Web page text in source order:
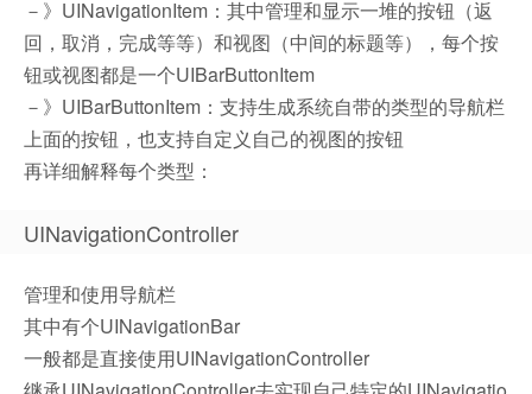
－》UINavigationItem：其中管理和显示一堆的按钮（返
回，取消，完成等等）和视图（中间的标题等），每个按
钮或视图都是一个UIBarButtonItem
－》UIBarButtonItem：支持生成系统自带的类型的导航栏
上面的按钮，也支持自定义自己的视图的按钮
再详细解释每个类型：
UINavigationController
管理和使用导航栏
其中有个UINavigationBar
一般都是直接使用UINavigationController